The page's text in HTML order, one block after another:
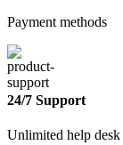
Payment methods
24/7 Support
Unlimited help desk